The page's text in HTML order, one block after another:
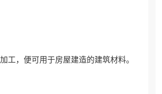
工，便可用于房屋建造的建筑材料。